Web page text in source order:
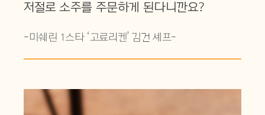
저절로 소주를 주문하게 된다니깐요?
-미쉐린 1스타 ‘고료리켄’ 김건 셰프-